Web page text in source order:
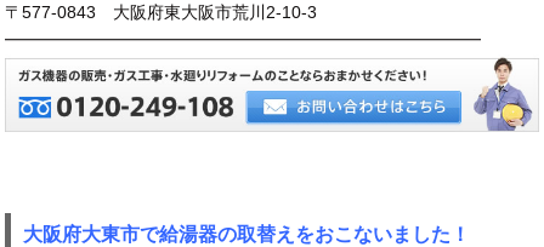
〒577-0843 大阪府東大阪市荒川2-10-3
━━━━━━━━━━━━━━━━━━━━━━━━━━━━
大阪府大東市で給湯器の取替えをおこないました！